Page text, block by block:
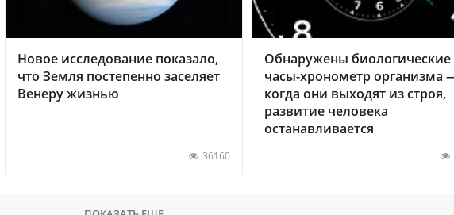
Новое исследование показало,
что Земля постепенно заселяет
Венеру жизнью
36160
Обнаружены биологические
часы-хронометр организма
когда они выходят из строя,
развитие человека
останавливается